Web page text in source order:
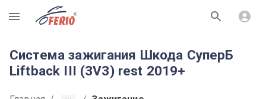
R
Система зажигания Шкода СуперБ
Liftback III (3V3) rest 2019+